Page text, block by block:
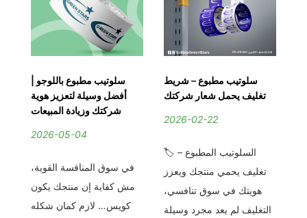
سلوتيب مطبوع باللوجو |
أفضل وسيلة لتعزيز هوية
شركتك وزيادة المبيعات
2026-05-04
في سوق المنافسة القوية،
مش كفاية إن منتجك يكون
كويس… لازم كمان شكله
سلوتيب مطبوع – شريط
تغليف يحمل شعار شركتك
2026-02-22
🏷️ السلوتيب المطبوع –
تغليف يحمي منتجك ويعزز
هويتك في سوق تنافسي،
التغليف لم يعد مجرد وسيلة